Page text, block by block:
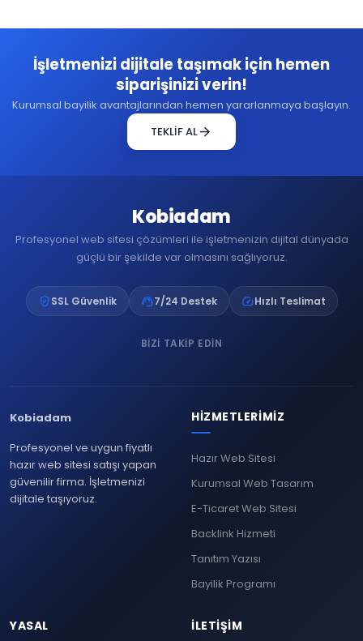
İşletmenizi dijitale taşımak için hemen
siparişinizi verin!
Kurumsal bayilik avantajlarından hemen yararlanmaya başlayın.
TEKLİF ALarrow_forward
Kobiadam
Profesyonel web sitesi çözümleri ile işletmenizin dijital dünyada
güçlü bir şekilde var olmasını sağlıyoruz.
verified_userSSL Güvenlik support_agent7/24 Destek speedHızlı Teslimat
BIZI TAKIP EDIN
Kobiadam
Profesyonel ve uygun fiyatlı
hazır web sitesi satışı yapan
güvenilir firma. İşletmenizi
dijitale taşıyoruz.
HIZMETLERIMIZ
Hazır Web Sitesi
Kurumsal Web Tasarım
E-Ticaret Web Sitesi
Backlink Hizmeti
Tanıtım Yazısı
Bayilik Programı
YASAL İLETIŞIM